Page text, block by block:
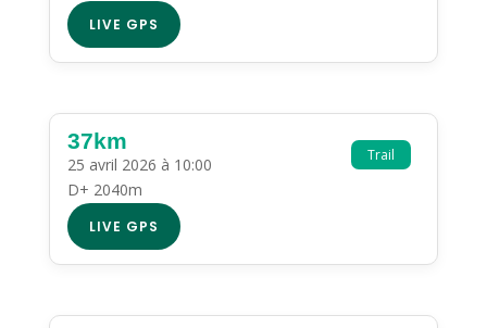
LIVE GPS
Trail
37km
25 avril 2026 à 10:00
D+ 2040m
LIVE GPS